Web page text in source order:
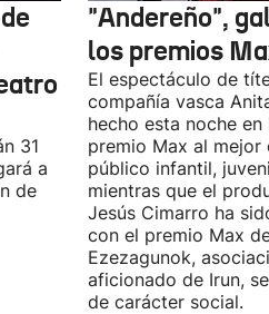
31
a
de
"Andereño",
los premios
El espectáculo de
compañía vasca
hecho esta noche
premio Max al mejor
público infantil,
mientras que el
Jesús Cimarro ha
con el premio Max
Ezezagunok,
aficionado de Irun,
de carácter social.